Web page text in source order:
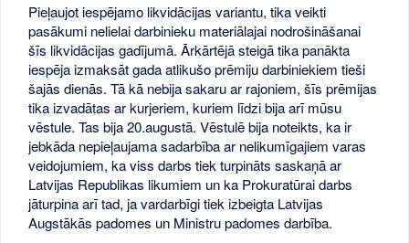
Pieļaujot iespējamo likvidācijas variantu, tika veikti
pasākumi nelielai darbinieku materiālajai nodrošināšanai
šīs likvidācijas gadījumā. Ārkārtējā steigā tika panākta
iespēja izmaksāt gada atlikušo prēmiju darbiniekiem tieši
šajās dienās. Tā kā nebija sakaru ar rajoniem, šīs prēmijas
tika izvadātas ar kurjeriem, kuriem līdzi bija arī mūsu
vēstule. Tas bija 20.augustā. Vēstulē bija noteikts, ka ir
jebkāda nepieļaujama sadarbība ar nelikumīgajiem varas
veidojumiem, ka viss darbs tiek turpināts saskaņā ar
Latvijas Republikas likumiem un ka Prokuratūrai darbs
jāturpina arī tad, ja vardarbīgi tiek izbeigta Latvijas
Augstākās padomes un Ministru padomes darbība.